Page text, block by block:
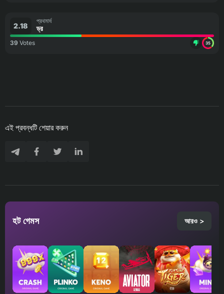
2.18
প্রথমার্ধ
ড্র
39 Votes 35
এই প্রবন্ধটি শেয়ার করুন
হট গেমস আরও >